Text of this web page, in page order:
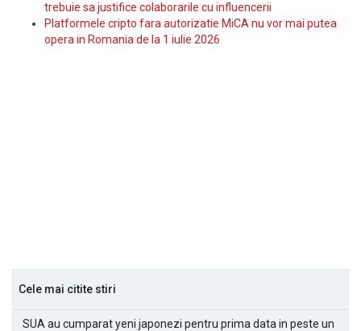
trebuie sa justifice colaborarile cu influencerii
Platformele cripto fara autorizatie MiCA nu vor mai putea
opera in Romania de la 1 iulie 2026
Cele mai citite stiri
SUA au cumparat yeni japonezi pentru prima data in peste un